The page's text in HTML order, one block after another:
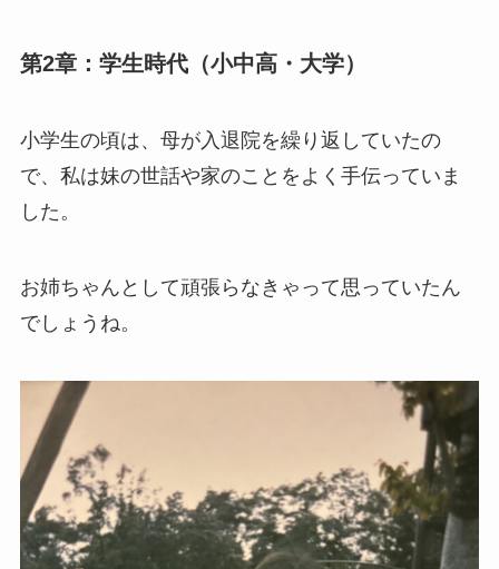
第2章：学生時代（小中高・大学）
小学生の頃は、母が入退院を繰り返していたの
で、私は妹の世話や家のことをよく手伝っていま
した。
お姉ちゃんとして頑張らなきゃって思っていたん
でしょうね。